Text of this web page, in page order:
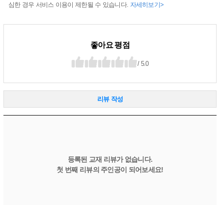
심한 경우 서비스 이용이 제한될 수 있습니다. 자세히보기>
좋아요 평점
/ 5.0
리뷰 작성
등록된 교재 리뷰가 없습니다.
첫 번째 리뷰의 주인공이 되어보세요!